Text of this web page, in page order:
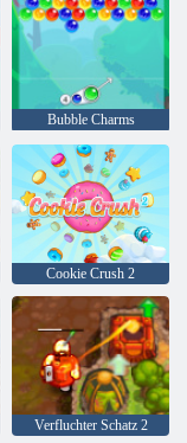
Bubble Charms
Cookie Crush 2
Verfluchter Schatz 2